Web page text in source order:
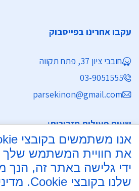
עקבו אחרינו בפייסבוק
חובבי ציון 37, פתח תקווה
03-9051555
parsekinon@gmail.com
שעות פעילות מזכירות:
ימים א' - ה' 8:30 - 16:30
מחלקת נישואין
את חוויית המשתמש שלך
ידי גלישה באתר זה, הנך
שלנו בקובצי Cookie.